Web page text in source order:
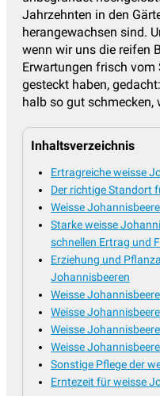
Jahrzehnten in den
herangewachsen sind.
wenn wir uns die reifen
Erwartungen frisch
gesteckt haben,
halb so gut schmecken,
Inhaltsverzeichnis
Ertragreiche weisse
Der richtige Standort
Weisse
Starke weisse
schnellen Ertrag und
Erziehung und
Johannisbeeren
Weisse
Weisse
Weisse
Weisse
Sonstige Pflege der
Erntezeit für weisse